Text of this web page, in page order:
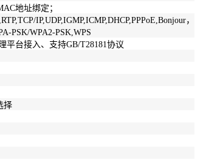
地址绑定；
IP,UDP,IGMP,ICMP,DHCP,PPPoE,Bonjour，
PSK/WPA2-PSK,WPS
平台接入、支持GB/T28181协议
择